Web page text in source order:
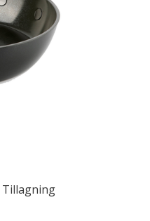
Tillagning